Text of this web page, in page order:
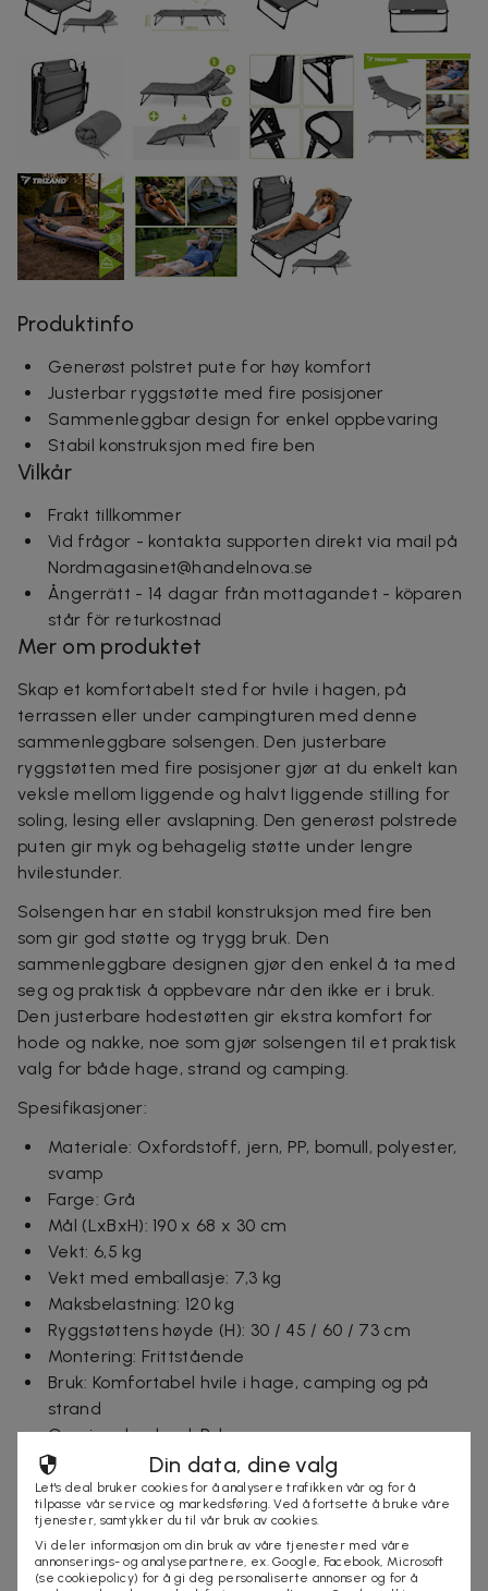
Produktinfo
Generøst polstret pute for høy komfort
Justerbar ryggstøtte med fire posisjoner
Sammenleggbar design for enkel oppbevaring
Stabil konstruksjon med fire ben
Vilkår
Frakt tillkommer
Vid frågor - kontakta supporten direkt via mail på
Nordmagasinet@handelnova.se
Ångerrätt - 14 dagar från mottagandet - köparen
står för returkostnad
Mer om produktet
Skap et komfortabelt sted for hvile i hagen, på
terrassen eller under campingturen med denne
sammenleggbare solsengen. Den justerbare
ryggstøtten med fire posisjoner gjør at du enkelt kan
veksle mellom liggende og halvt liggende stilling for
soling, lesing eller avslapning. Den generøst polstrede
puten gir myk og behagelig støtte under lengre
hvilestunder.
Solsengen har en stabil konstruksjon med fire ben
som gir god støtte og trygg bruk. Den
sammenleggbare designen gjør den enkel å ta med
seg og praktisk å oppbevare når den ikke er i bruk.
Den justerbare hodestøtten gir ekstra komfort for
hode og nakke, noe som gjør solsengen til et praktisk
valg for både hage, strand og camping.
Spesifikasjoner:
Materiale: Oxfordstoff, jern, PP, bomull, polyester,
svamp
Farge: Grå
Mål (LxBxH): 190 x 68 x 30 cm
Vekt: 6,5 kg
Vekt med emballasje: 7,3 kg
Maksbelastning: 120 kg
Ryggstøttens høyde (H): 30 / 45 / 60 / 73 cm
Montering: Frittstående
Bruk: Komfortabel hvile i hage, camping og på
strand
Opprinnelsesland: Polen
Garanti: Standardgaranti for fabrikasjonsfeil
Inkludert i pakken:
1 stk sammenleggbar solseng
1 stk pute
Din data, dine valg
Let's deal bruker cookies for å analysere trafikken vår og for å
tilpasse vår service og markedsføring. Ved å fortsette å bruke våre
tjenester, samtykker du til vår bruk av cookies.
Vi deler informasjon om din bruk av våre tjenester med våre
annonserings- og analysepartnere, ex. Google, Facebook, Microsoft
(se cookiepolicy) for å gi deg personaliserte annonser og for å